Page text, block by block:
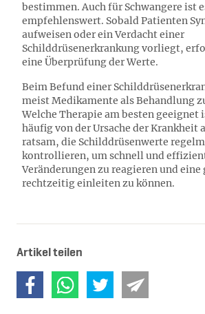
bestimmen. Auch für Schwangere ist
empfehlenswert. Sobald Patienten
aufweisen oder ein Verdacht einer
Schilddrüsenerkrankung vorliegt,
eine Überprüfung der Werte.
Beim Befund einer
meist Medikamente als Behandlung
Welche Therapie am besten geeignet
häufig von der Ursache der Krankheit
ratsam, die Schilddrüsenwerte
kontrollieren, um schnell und
Veränderungen zu reagieren und
rechtzeitig einleiten zu können.
Artikel teilen